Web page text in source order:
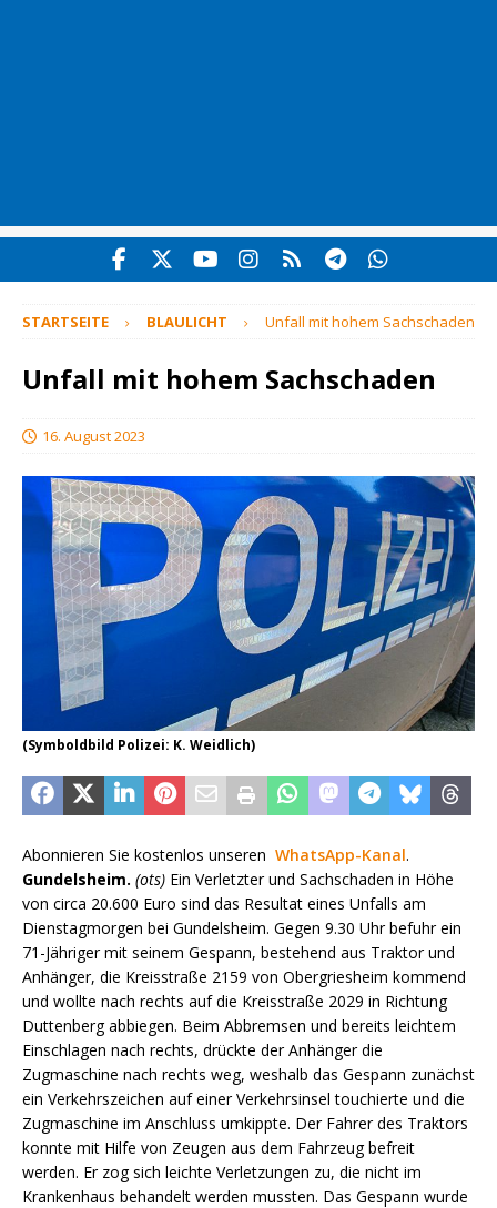
STARTSEITE BLAULICHT Unfall mit hohem Sachschaden
Unfall mit hohem Sachschaden
16. August 2023
(Symboldbild Polizei: K. Weidlich)
Abonnieren Sie kostenlos unseren WhatsApp-Kanal.
Gundelsheim. (ots) Ein Verletzter und Sachschaden in Höhe
von circa 20.600 Euro sind das Resultat eines Unfalls am
Dienstagmorgen bei Gundelsheim. Gegen 9.30 Uhr befuhr ein
71-Jähriger mit seinem Gespann, bestehend aus Traktor und
Anhänger, die Kreisstraße 2159 von Obergriesheim kommend
und wollte nach rechts auf die Kreisstraße 2029 in Richtung
Duttenberg abbiegen. Beim Abbremsen und bereits leichtem
Einschlagen nach rechts, drückte der Anhänger die
Zugmaschine nach rechts weg, weshalb das Gespann zunächst
ein Verkehrszeichen auf einer Verkehrsinsel touchierte und die
Zugmaschine im Anschluss umkippte. Der Fahrer des Traktors
konnte mit Hilfe von Zeugen aus dem Fahrzeug befreit
werden. Er zog sich leichte Verletzungen zu, die nicht im
Krankenhaus behandelt werden mussten. Das Gespann wurde